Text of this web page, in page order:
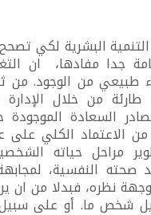
التنمية البشرية لكي
جدا مفادها، ان
طبيعي من الوجود. من
من خلال الإدارة
السعادة
من الاعتماد الكلي على
مراحل حياته
صحته النفسية،
نظره، فبدلا من ان
شخص ما. أو على سبيل